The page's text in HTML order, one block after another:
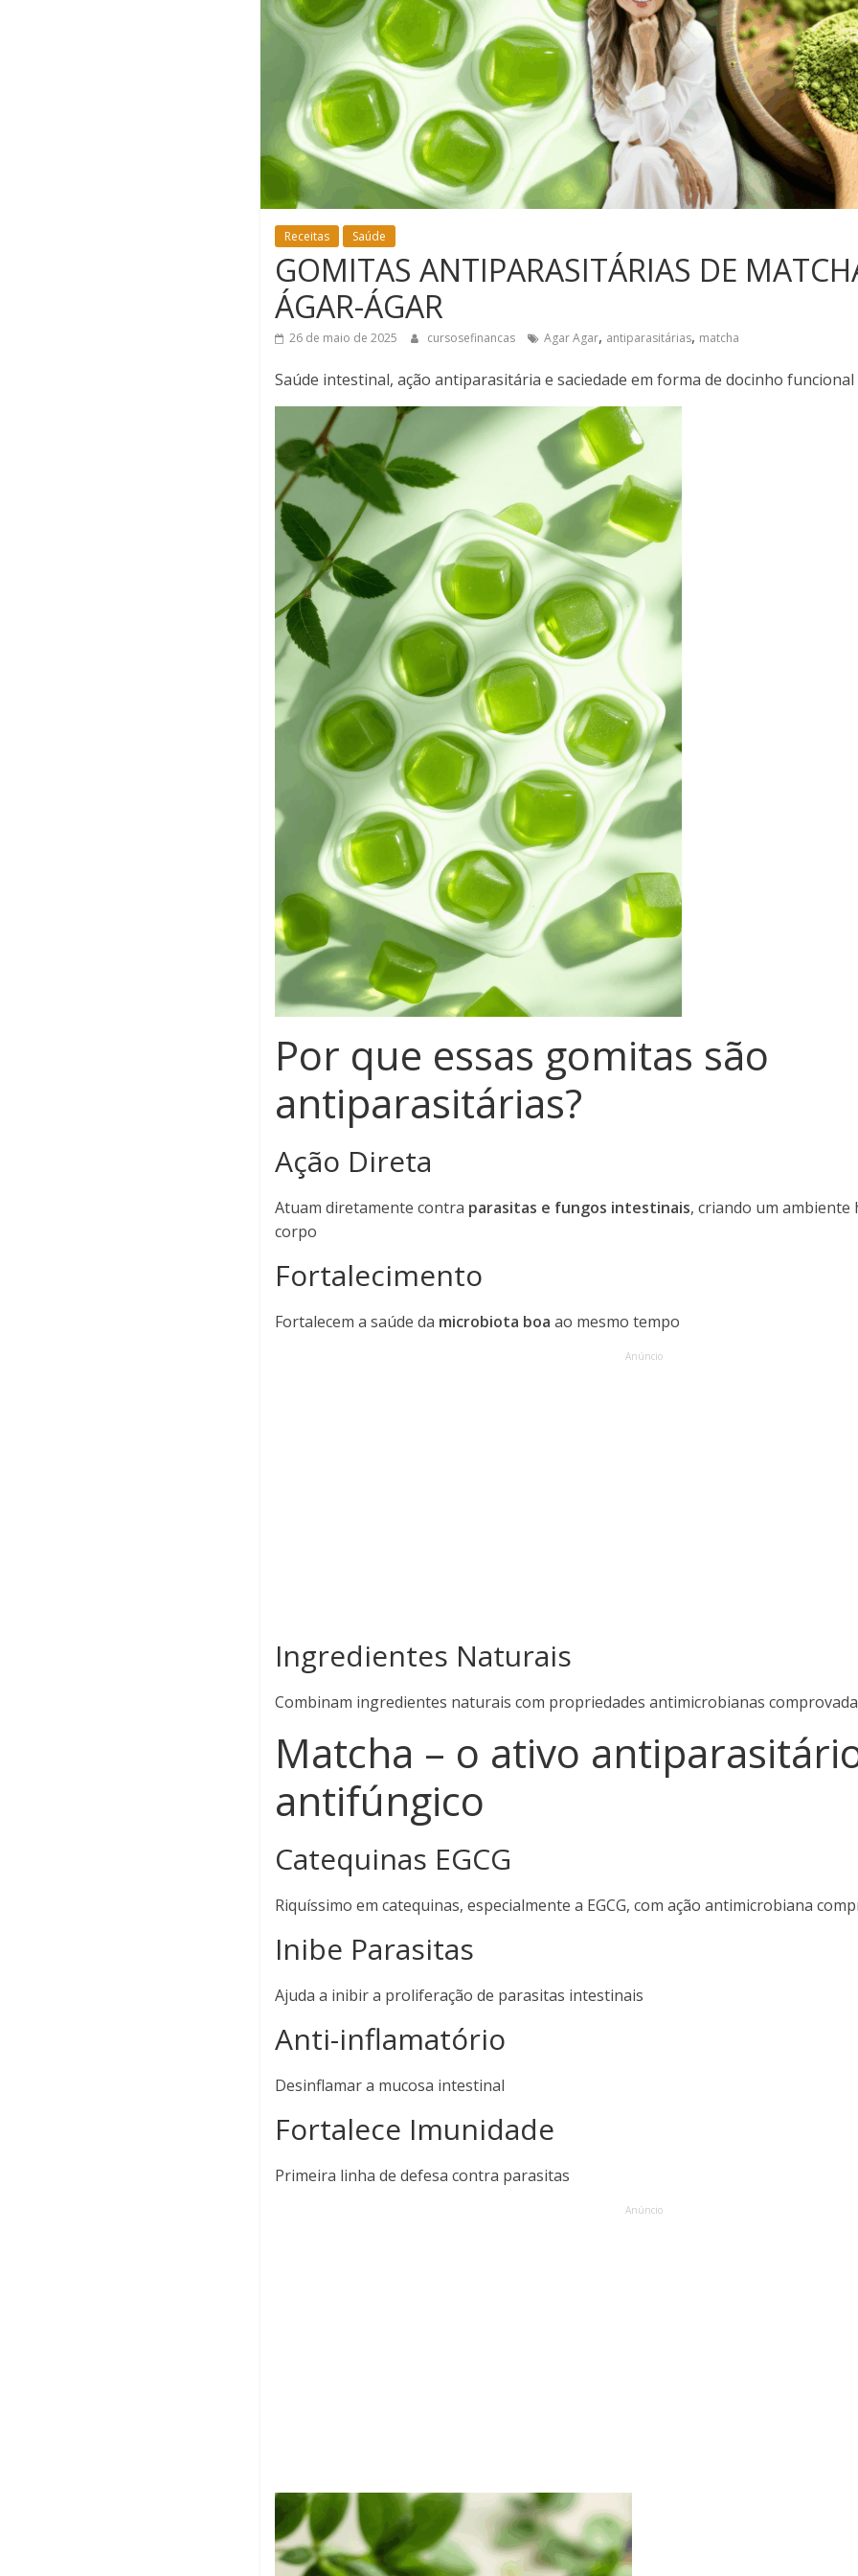
Receitas Saúde
GOMITAS ANTIPARASITÁRIAS DE
ÁGAR-ÁGAR
26 de maio de 2025 cursosefinancas Agar Agar, antiparasitárias, matcha
Saúde intestinal, ação antiparasitária e saciedade em forma de docinho funcional
Por que essas gomitas são
antiparasitárias?
Ação Direta
Atuam diretamente contra parasitas e fungos intestinais, criando um
corpo
Fortalecimento
Fortalecem a saúde da microbiota boa ao mesmo tempo
Anúncio
Ingredientes Naturais
Combinam ingredientes naturais com propriedades antimicrobianas
Matcha – o ativo
antifúngico
Catequinas EGCG
Riquíssimo em catequinas, especialmente a EGCG, com ação antimicrobiana
Inibe Parasitas
Ajuda a inibir a proliferação de parasitas intestinais
Anti-inflamatório
Desinflamar a mucosa intestinal
Fortalece Imunidade
Primeira linha de defesa contra parasitas
Anúncio